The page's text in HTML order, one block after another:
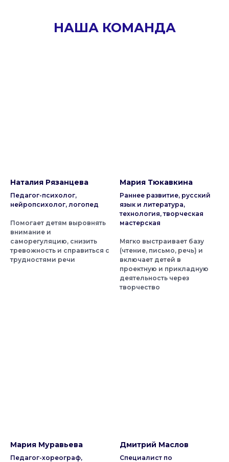
НАША КОМАНДА
Наталия Рязанцева
Педагог-психолог,
нейропсихолог, логопед
Помогает детям выровнять
внимание и
саморегуляцию, снизить
тревожность и справиться с
трудностями речи
Мария Тюкавкина
Раннее развитие, русский
язык и литература,
технология, творческая
мастерская
Мягко выстраивает базу
(чтение, письмо, речь) и
включает детей в
проектную и прикладную
деятельность через
творчество
Мария Муравьева
Педагог-хореограф,
Дмитрий Маслов
Специалист по